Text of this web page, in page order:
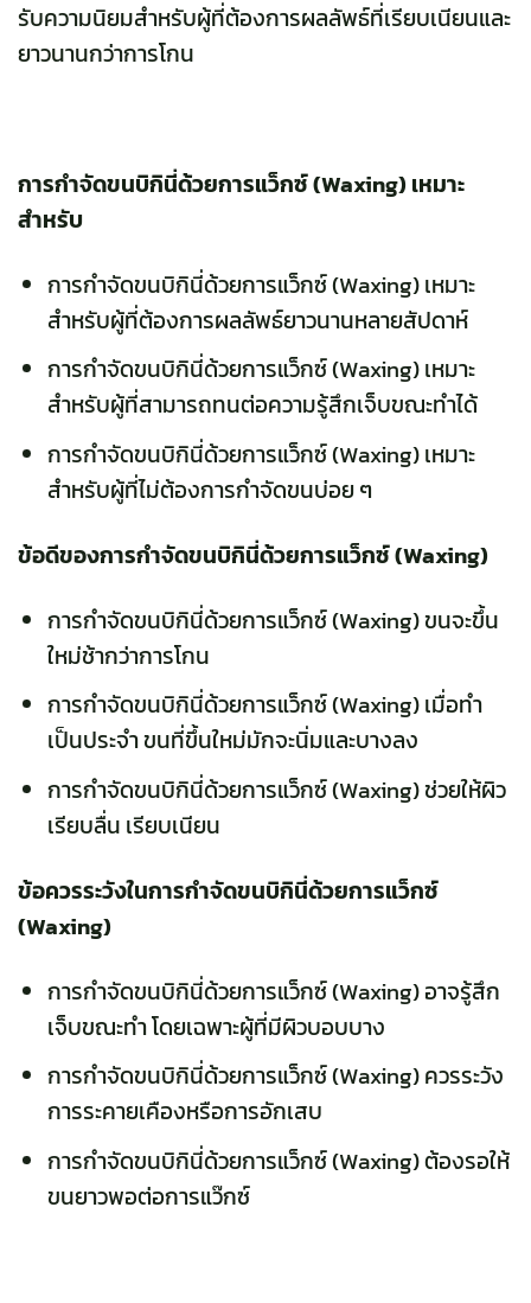
รับความนิยมสำหรับผู้ที่ต้องการผลลัพธ์ที่เรียบเนียนและ
ยาวนานกว่าการโกน
การกำจัดขนบิกินี่ด้วยการแว็กซ์ (Waxing) เหมาะ
สำหรับ
การกำจัดขนบิกินี่ด้วยการแว็กซ์ (Waxing) เหมาะ
สำหรับผู้ที่ต้องการผลลัพธ์ยาวนานหลายสัปดาห์
การกำจัดขนบิกินี่ด้วยการแว็กซ์ (Waxing) เหมาะ
สำหรับผู้ที่สามารถทนต่อความรู้สึกเจ็บขณะทำได้
การกำจัดขนบิกินี่ด้วยการแว็กซ์ (Waxing) เหมาะ
สำหรับผู้ที่ไม่ต้องการกำจัดขนบ่อย ๆ
ข้อดีของการกำจัดขนบิกินี่ด้วยการแว็กซ์ (Waxing)
การกำจัดขนบิกินี่ด้วยการแว็กซ์ (Waxing) ขนจะขึ้น
ใหม่ช้ากว่าการโกน
การกำจัดขนบิกินี่ด้วยการแว็กซ์ (Waxing) เมื่อทำ
เป็นประจำ ขนที่ขึ้นใหม่มักจะนิ่มและบางลง
การกำจัดขนบิกินี่ด้วยการแว็กซ์ (Waxing) ช่วยให้ผิว
เรียบลื่น เรียบเนียน
ข้อควรระวังในการกำจัดขนบิกินี่ด้วยการแว็กซ์
(Waxing)
การกำจัดขนบิกินี่ด้วยการแว็กซ์ (Waxing) อาจรู้สึก
เจ็บขณะทำ โดยเฉพาะผู้ที่มีผิวบอบบาง
การกำจัดขนบิกินี่ด้วยการแว็กซ์ (Waxing) ควรระวัง
การระคายเคืองหรือการอักเสบ
การกำจัดขนบิกินี่ด้วยการแว็กซ์ (Waxing) ต้องรอให้
ขนยาวพอต่อการแว๊กซ์